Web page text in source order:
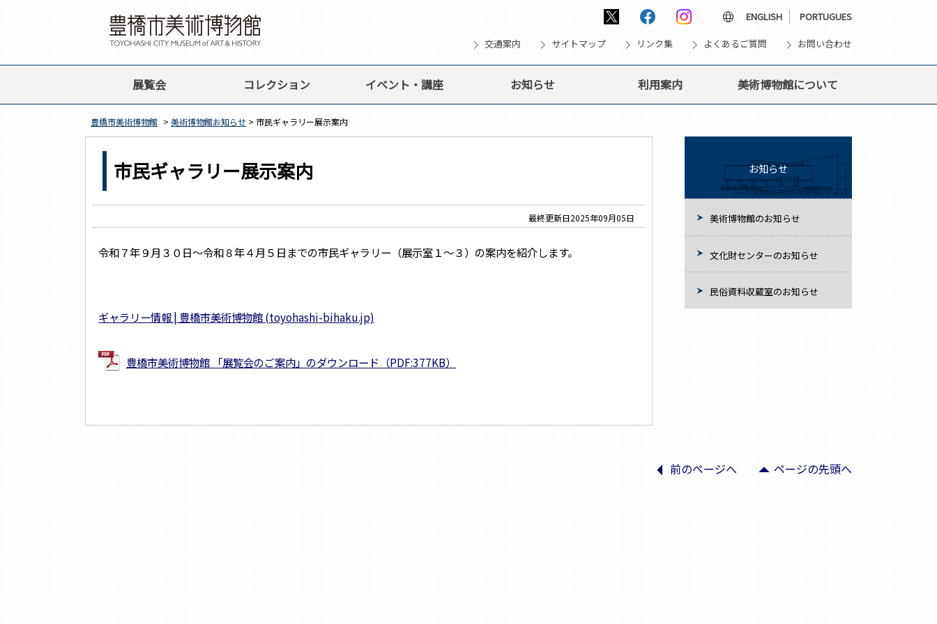
language ENGLISH PORTUGUES
chevron_right 交通案内 chevron_right サイトマップ chevron_right リンク集 chevron_right よくあるご質問 chevron_right お問い合わせ
展覧会 コレクション イベント・講座 お知らせ 利用案内 美術博物館について
豊橋市美術博物館 > 美術博物館お知らせ > 市民ギャラリー展示案内
市民ギャラリー展示案内
最終更新日2025年09月05日
令和７年９月３０日～令和８年４月５日までの市民ギャラリー（展示室１～３）の案内を紹介します。
ギャラリー情報 | 豊橋市美術博物館 (toyohashi-bihaku.jp)
豊橋市美術博物館 「展覧会のご案内」のダウンロード（PDF:377KB）
お知らせ
美術博物館のお知らせ
文化財センターのお知らせ
民俗資料収蔵室のお知らせ
arrow_drop_upページの先頭へ
arrow_left前のページへ